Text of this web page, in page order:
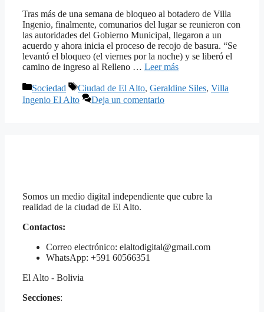
Tras más de una semana de bloqueo al botadero de Villa
Ingenio, finalmente, comunarios del lugar se reunieron con
las autoridades del Gobierno Municipal, llegaron a un
acuerdo y ahora inicia el proceso de recojo de basura. “Se
levantó el bloqueo (el viernes por la noche) y se liberó el
camino de ingreso al Relleno … Leer más
Categorías
Sociedad Etiquetas
Ciudad de El Alto, Geraldine Siles, Villa
Ingenio El Alto
Deja un comentario
Somos un medio digital independiente que cubre la
realidad de la ciudad de El Alto.
Contactos:
Correo electrónico: elaltodigital@gmail.com
WhatsApp: +591 60566351
El Alto - Bolivia
Secciones: